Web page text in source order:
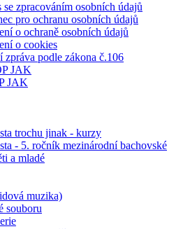
se zpracováním osobních údajů
pro ochranu osobních údajů
o ochraně osobních údajů
o cookies
zpráva podle zákona č.106
JAK
JAK
trochu jinak - kurzy
- 5. ročník mezinárodní bachovské
a mladé
muzika)
souboru